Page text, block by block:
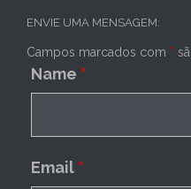
ENVIE UMA MENSAGEM:
Campos marcados com *
Name *
Email *